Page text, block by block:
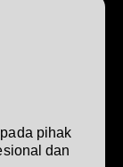
pihak
dan